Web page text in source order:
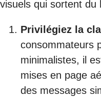
visuels qui sortent du
Privilégiez la
consommateurs
minimalistes, il
mises en page
des messages